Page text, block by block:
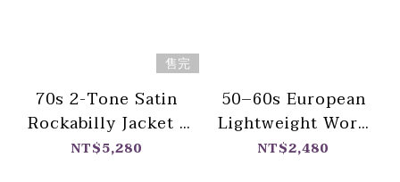
售完
70s 2-Tone Satin
Rockabilly Jacket /
70 年代 雙色緞面 鄉
NT$5,280
50–60s European
Lightweight Work
Coat / 輕盈灰色調 歐
NT$2,480